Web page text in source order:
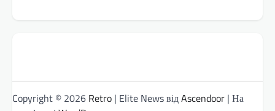
Copyright © 2026 Retro | Elite News відAscendoor | На